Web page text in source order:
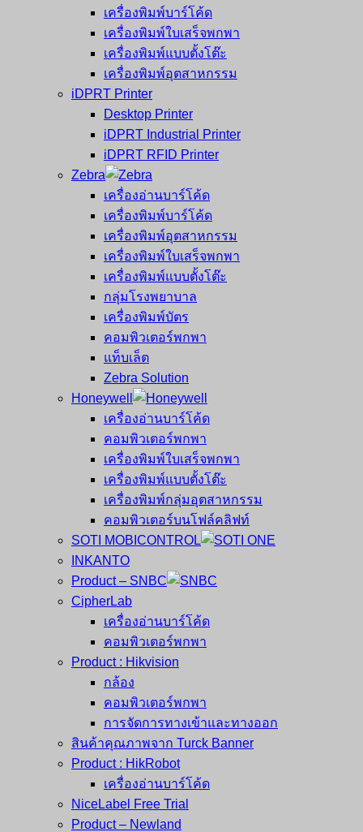
เครื่องพิมพ์บาร์โค้ด
เครื่องพิมพ์ใบเสร็จพกพา
เครื่องพิมพ์แบบตั้งโต๊ะ
เครื่องพิมพ์อุตสาหกรรม
iDPRT Printer
Desktop Printer
iDPRT Industrial Printer
iDPRT RFID Printer
Zebra
เครื่องอ่านบาร์โค้ด
เครื่องพิมพ์บาร์โค้ด
เครื่องพิมพ์อุตสาหกรรม
เครื่องพิมพ์ใบเสร็จพกพา
เครื่องพิมพ์แบบตั้งโต๊ะ
กลุ่มโรงพยาบาล
เครื่องพิมพ์บัตร
คอมพิวเตอร์พกพา
แท็บเล็ต
Zebra Solution
Honeywell
เครื่องอ่านบาร์โค้ด
คอมพิวเตอร์พกพา
เครื่องพิมพ์ใบเสร็จพกพา
เครื่องพิมพ์แบบตั้งโต๊ะ
เครื่องพิมพ์กลุ่มอุตสาหกรรม
คอมพิวเตอร์บนโฟล์คลิฟท์
SOTI MOBICONTROL
INKANTO
Product – SNBC
CipherLab
เครื่องอ่านบาร์โค้ด
คอมพิวเตอร์พกพา
Product : Hikvision
กล้อง
คอมพิวเตอร์พกพา
การจัดการทางเข้าและทางออก
สินค้าคุณภาพจาก Turck Banner
Product : HikRobot
เครื่องอ่านบาร์โค้ด
NiceLabel Free Trial
Product – Newland